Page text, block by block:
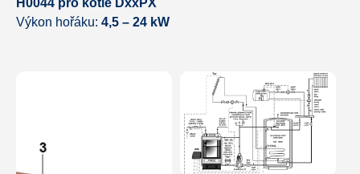
H0044 pro kotle DxxPX
Výkon hořáku: 4,5 – 24 kW